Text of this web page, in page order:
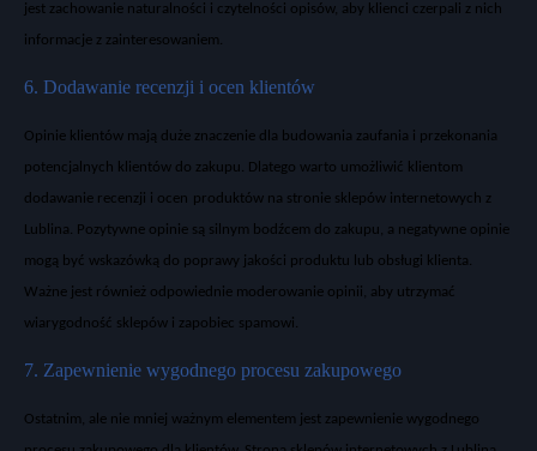
jest zachowanie naturalności i czytelności opisów, aby klienci czerpali z nich
informacje z zainteresowaniem.
6. Dodawanie recenzji i ocen klientów
Opinie klientów mają duże znaczenie dla budowania zaufania i przekonania
potencjalnych klientów do zakupu. Dlatego warto umożliwić klientom
dodawanie recenzji i ocen produktów na stronie sklepów internetowych z
Lublina. Pozytywne opinie są silnym bodźcem do zakupu, a negatywne opinie
mogą być wskazówką do poprawy jakości produktu lub obsługi klienta.
Ważne jest również odpowiednie moderowanie opinii, aby utrzymać
wiarygodność sklepów i zapobiec spamowi.
7. Zapewnienie wygodnego procesu zakupowego
Ostatnim, ale nie mniej ważnym elementem jest zapewnienie wygodnego